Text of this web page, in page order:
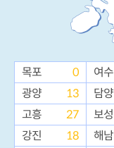
목포 0 여수
광양
13 담양
고흥
27 보성
강진
18 해남